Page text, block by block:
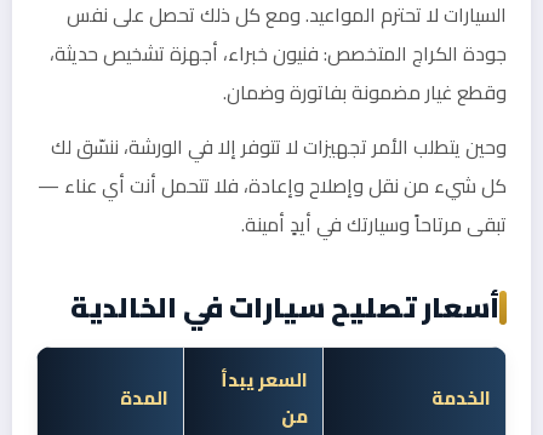
السيارات لا تحترم المواعيد. ومع كل ذلك تحصل على نفس
جودة الكراج المتخصص: فنيون خبراء، أجهزة تشخيص حديثة،
وقطع غيار مضمونة بفاتورة وضمان.
وحين يتطلب الأمر تجهيزات لا تتوفر إلا في الورشة، ننسّق لك
كل شيء من نقل وإصلاح وإعادة، فلا تتحمل أنت أي عناء —
تبقى مرتاحاً وسيارتك في أيدٍ أمينة.
أسعار تصليح سيارات في الخالدية
الخدمة
السعر يبدأ
من
المدة